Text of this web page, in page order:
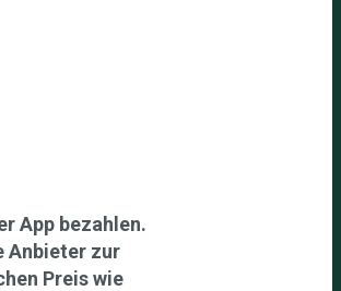
App bezahlen.
Anbieter zur
Preis wie